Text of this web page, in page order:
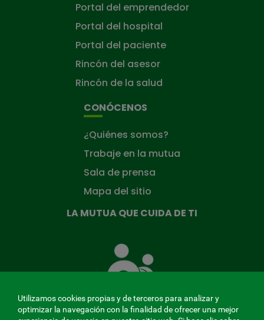
Portal del emprendedor
Portal del hospital
Portal del paciente
Rincón del asesor
Rincón de la salud
CONÓCENOS
¿Quiénes somos?
Trabaje en la mutua
Sala de prensa
Mapa del sitio
LA MUTUA QUE CUIDA DE TI
Mutua
que
ti
Utilizamos cookies propias y de terceros para analizar y
optimizar la navegación con la finalidad de ofrecer una mejor